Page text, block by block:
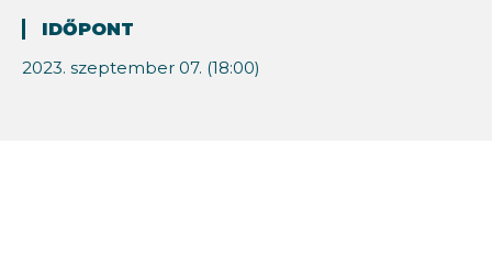
IDŐPONT
2023. szeptember 07. (18:00)